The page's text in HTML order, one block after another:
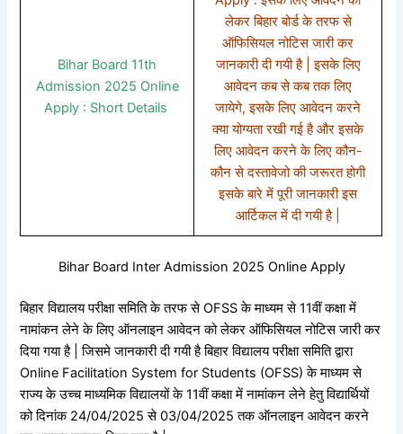
Bihar Board 11th
Admission 2025 Online
Apply : Short Details
लेकर बिहार बोर्ड के तरफ से
ऑफिसियल नोटिस जारी कर
जानकारी दी गयी है | इसके लिए
आवेदन कब से कब तक लिए
जायेगे, इसके लिए आवेदन करने
क्या योग्यता रखी गई है और इसके
लिए आवेदन करने के लिए कौन-
कौन से दस्तावेजो की जरूरत होगी
इसके बारे में पूरी जानकारी इस
आर्टिकल में दी गयी है |
Bihar Board Inter Admission 2025 Online Apply
बिहार विद्यालय परीक्षा समिति के तरफ से OFSS के माध्यम से 11वीं कक्षा में
नामांकन लेने के लिए ऑनलाइन आवेदन को लेकर ऑफिसियल नोटिस जारी कर
दिया गया है | जिसमे जानकारी दी गयी है बिहार विद्यालय परीक्षा समिति द्वारा
Online Facilitation System for Students (OFSS) के माध्यम से
राज्य के उच्च माध्यमिक विद्यालयों के 11वीं कक्षा में नामांकन लेने हेतु विद्यार्थियों
को दिनांक 24/04/2025 से 03/04/2025 तक ऑनलाइन आवेदन करने